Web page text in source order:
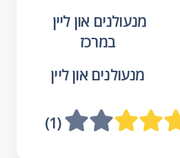
במרכז
מנעולנים און ליין
(1)